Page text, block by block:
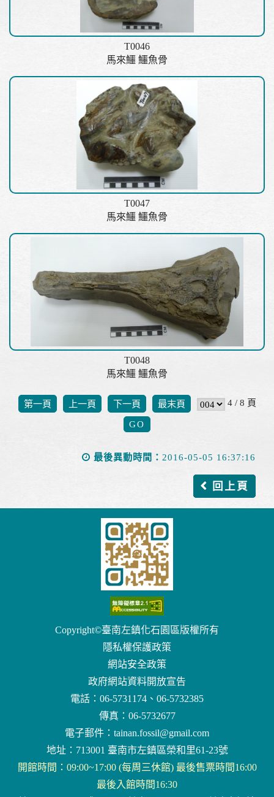
T0046
馬來鱷 鱷魚骨
T0047
馬來鱷 鱷魚骨
T0048
馬來鱷 鱷魚骨
第一頁 上一頁 下一頁 最末頁 4 / 8 頁
最後異動時間： 2016-05-05 16:37:16
回上頁
Copyright©臺南左鎮化石園區版權所有
隱私權保護政策
網站安全政策
政府網站資料開放宣告
電話：06-5731174、06-5732385
傳真：06-5732677
電子郵件： tainan.fossil@gmail.com
地址：713001 臺南市左鎮區榮和里61-23號
開館時間：09:00~17:00 (每周三休館) 最後售票時間16:00
最後入館時間16:30